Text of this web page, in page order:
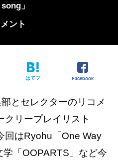
」
ント
はてブ Facebook
とセレクターのリコメ
クリープレイリスト
回はRyohu「One Way
「OOPARTS」など今